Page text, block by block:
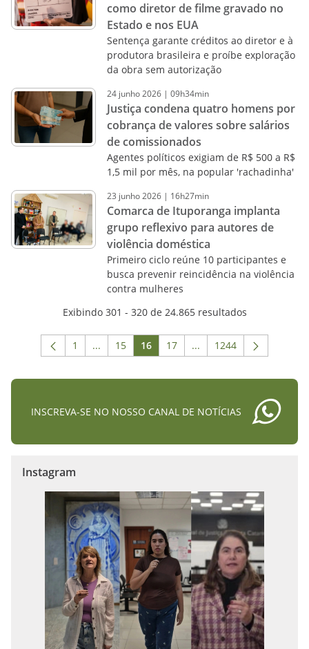
como diretor de filme gravado no
Estado e nos EUA
Sentença garante créditos ao diretor e à
produtora brasileira e proíbe exploração
da obra sem autorização
24 junho2026 | 09h34min
Justiça condena quatro homens por
cobrança de valores sobre salários
de comissionados
Agentes políticos exigiam de R$ 500 a R$
1,5 mil por mês, na popular 'rachadinha'
23 junho2026 | 16h27min
Comarca de Ituporanga implanta
grupo reflexivo para autores de
violência doméstica
Primeiro ciclo reúne 10 participantes e
busca prevenir reincidência na violência
contra mulheres
Exibindo 301 - 320 de 24.865 resultados
Página
1 ...Páginas intermediárias Usar ABA para
Página
15 Página
16 Página
17 ...Páginas intermediárias
Página
1244
INSCREVA-SE NO NOSSO CANAL DE NOTÍCIAS
Instagram